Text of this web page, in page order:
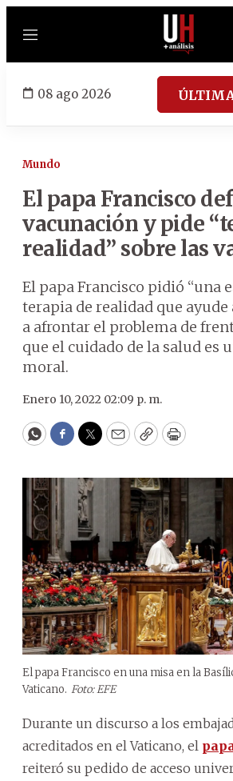
Menú
08 ago 2026
Mundo
El papa Francisco
vacunación y pide
realidad” sobre las
El papa Francisco pidió “una
terapia de realidad que ayude
a afrontar el problema de
que el cuidado de la salud es
moral.
Enero 10, 2022 02:09 p. m.
WhatsApp
Facebook
Twitter
EmailCopyPrint
El papa Francisco en una misa en la
Vaticano. Foto: EFE
Durante un discurso a los
acreditados en el Vaticano, el
reiteró su pedido de acceso